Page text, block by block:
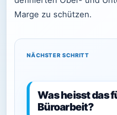
Marge zu schützen.
NÄCHSTER SCHRITT
Was heisst das
Büroarbeit?